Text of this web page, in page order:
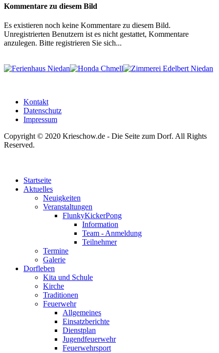
Kommentare zu diesem Bild
Es existieren noch keine Kommentare zu diesem Bild.
Unregistrierten Benutzern ist es nicht gestattet, Kommentare
anzulegen. Bitte registrieren Sie sich...
Kontakt
Datenschutz
Impressum
Copyright © 2020 Krieschow.de - Die Seite zum Dorf. All Rights
Reserved.
Startseite
Aktuelles
Neuigkeiten
Veranstaltungen
FlunkyKickerPong
Information
Team - Anmeldung
Teilnehmer
Termine
Galerie
Dorfleben
Kita und Schule
Kirche
Traditionen
Feuerwehr
Allgemeines
Einsatzberichte
Dienstplan
Jugendfeuerwehr
Feuerwehrsport